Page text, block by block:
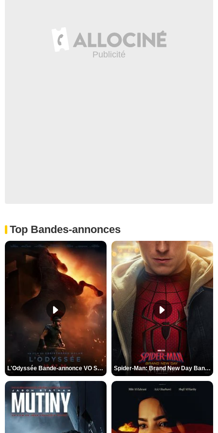
Top Bandes-annonces
L'Odyssée Bande-annonce VO STFR Spider-Man: Brand New Day Bande-annonce VO STFR